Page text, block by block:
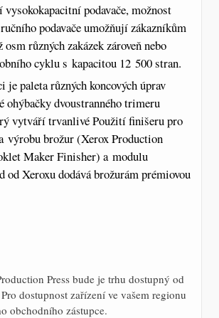
vysokokapacitní podavače, možnost
podavače umožňují zákazníkům
různých zakázek zároveň nebo
cyklu s kapacitou 12 500 stran.
je paleta různých koncových úprav
ohýbačky dvoustranného trimeru
vytváří trvanlivé Použití finišeru pro
výrobu brožur (Xerox Production
Maker Finisher) a modulu
od Xeroxu dodává brožurám prémiovou
Press bude je trhu dostupný od
dostupnost zařízení ve vašem regionu
obchodního zástupce.